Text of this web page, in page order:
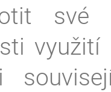
své
využití